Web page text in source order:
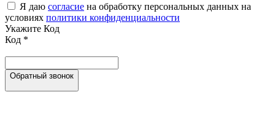
Я даю согласие на обработку персональных данных на
условиях политики конфиденциальности
Укажите Код
Код *
Обратный звонок